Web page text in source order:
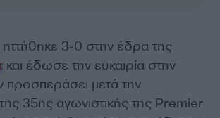
ηττήθηκε 3-0 στην έδρα της
και έδωσε την ευκαιρία στην
προσπεράσει μετά την
35ης αγωνιστικής της Premier